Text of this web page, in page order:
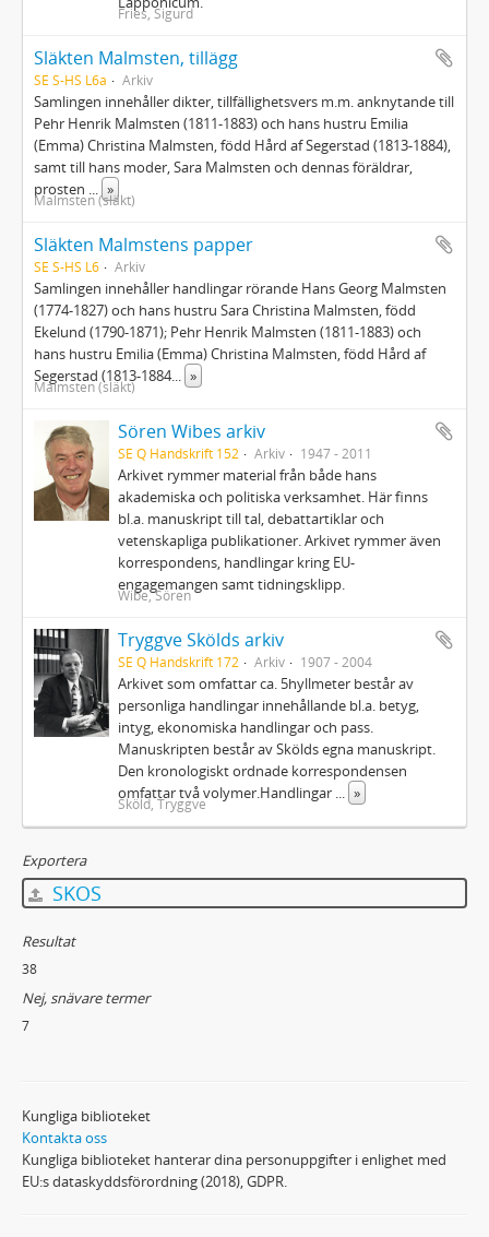
Fries, Sigurd
Släkten Malmsten, tillägg
SE S-HS L6a Arkiv
Samlingen innehåller dikter, tillfällighetsvers m.m. anknytande till
Pehr Henrik Malmsten (1811-1883) och hans hustru Emilia
(Emma) Christina Malmsten, född Hård af Segerstad (1813-1884),
samt till hans moder, Sara Malmsten och dennas föräldrar,
prosten ... »
Malmsten (släkt)
Släkten Malmstens papper
SE S-HS L6 Arkiv
Samlingen innehåller handlingar rörande Hans Georg Malmsten
(1774-1827) och hans hustru Sara Christina Malmsten, född
Ekelund (1790-1871); Pehr Henrik Malmsten (1811-1883) och
hans hustru Emilia (Emma) Christina Malmsten, född Hård af
Segerstad (1813-1884... »
Malmsten (släkt)
Sören Wibes arkiv
SE Q Handskrift 152 Arkiv 1947 - 2011
Arkivet rymmer material från både hans
akademiska och politiska verksamhet. Här finns
bl.a. manuskript till tal, debattartiklar och
vetenskapliga publikationer. Arkivet rymmer även
korrespondens, handlingar kring EU-
engagemangen samt tidningsklipp.
Wibe, Sören
Tryggve Skölds arkiv
SE Q Handskrift 172 Arkiv 1907 - 2004
Arkivet som omfattar ca. 5hyllmeter består av
personliga handlingar innehållande bl.a. betyg,
intyg, ekonomiska handlingar och pass.
Manuskripten består av Skölds egna manuskript.
Den kronologiskt ordnade korrespondensen
omfattar två volymer.Handlingar ... »
Sköld, Tryggve
Exportera
SKOS
Resultat
38
Nej, snävare termer
7
Kungliga biblioteket
Kontakta oss
Kungliga biblioteket hanterar dina personuppgifter i enlighet med
EU:s dataskyddsförordning (2018), GDPR.